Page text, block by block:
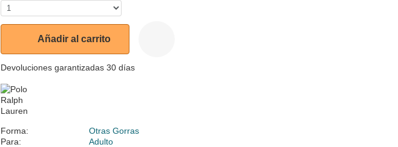
Añadir al carrito
Devoluciones garantizadas 30 días
Forma:
Otras Gorras
Para:
Adulto